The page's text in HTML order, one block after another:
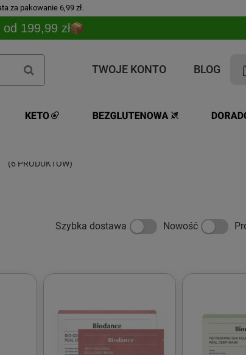
za pakowanie 6,99 zł.
199,99 zł
TWOJE KONTO BLOG
(6 PRODUKTÓW)
Szybka dostawa Nowość